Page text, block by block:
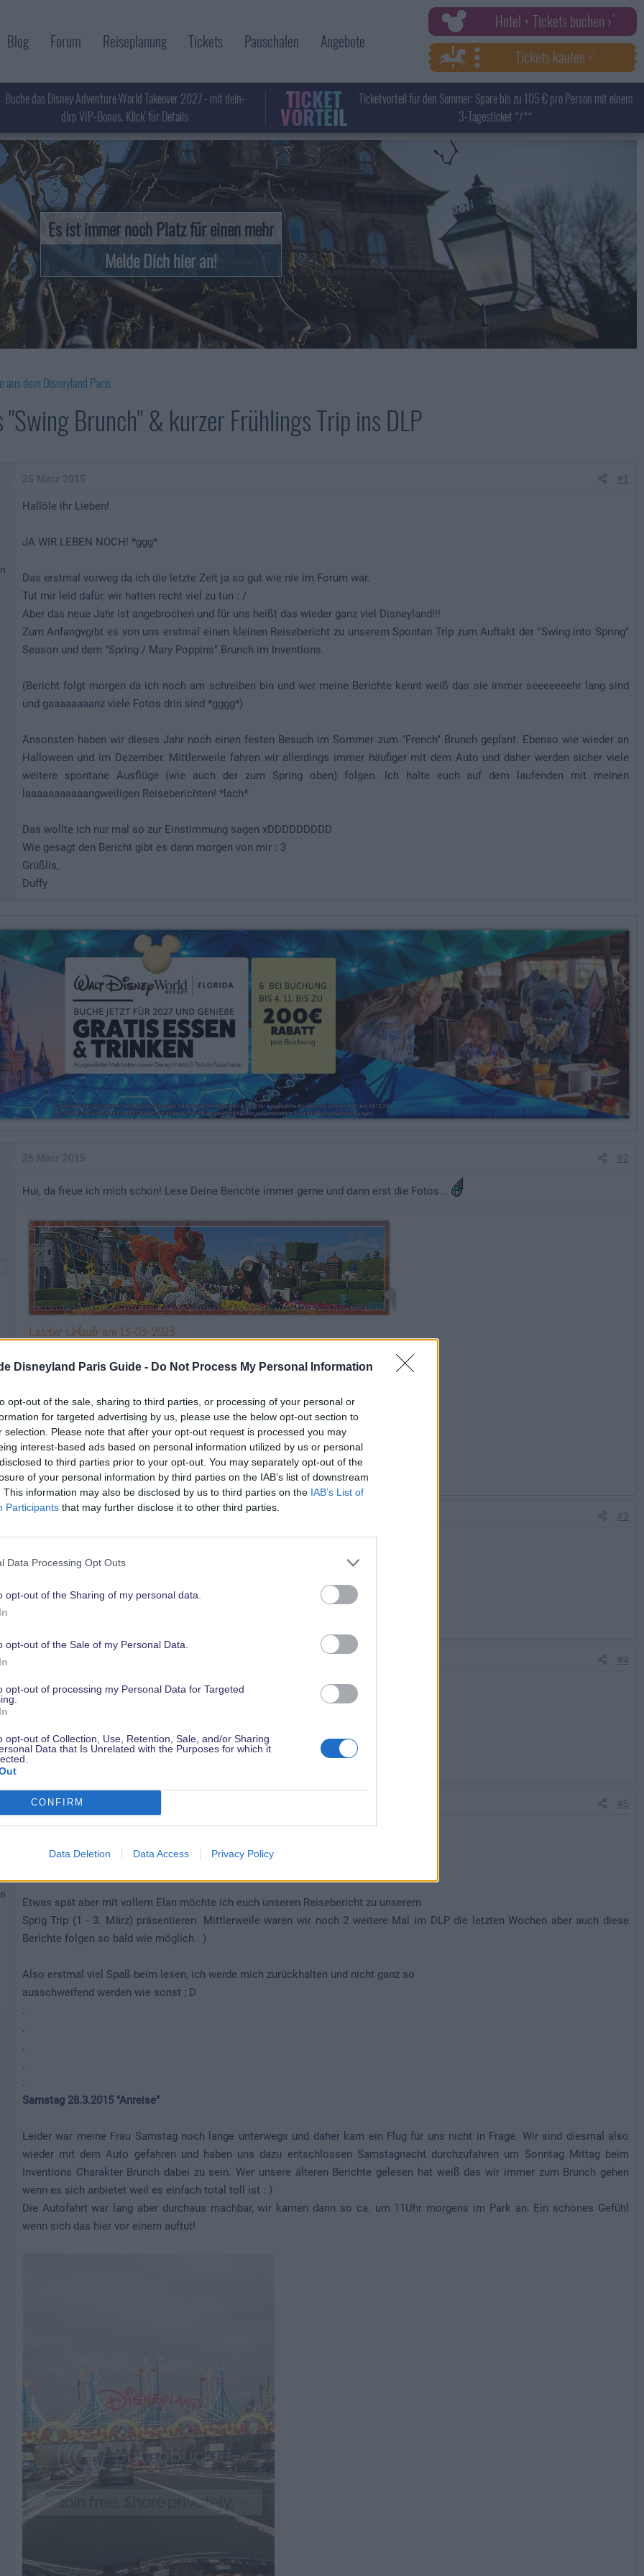
Disneyland Paris Guide - Do Not Process My Personal Information
opt-out of the sale, sharing to third parties, or processing of your personal or
for targeted advertising by us, please use the below opt-out section to
selection. Please note that after your opt-out request is processed you may
interest-based ads based on personal information utilized by us or personal
to third parties prior to your opt-out. You may separately opt-out of the
of your personal information by third parties on the IAB’s list of downstream
This information may also be disclosed by us to third parties on the IAB’s List of
Participants that may further disclose it to other third parties.
Data Processing Opt Outs
opt-out of the Sharing of my personal data.
opt-out of the Sale of my Personal Data.
opt-out of processing my Personal Data for Targeted
opt-out of Collection, Use, Retention, Sale, and/or Sharing
Data that Is Unrelated with the Purposes for which it
CONFIRM
Data Deletion Data Access Privacy Policy
Blog Forum Reiseplanung Tickets Pauschalen Angebote
Hotel + Tickets buchen ›
Tickets kaufen ›
Buche das Disney Adventure World Takeover 2027 - mit dein-
dlrp VIP-Bonus. Klick' für Details
TICKET
VORTEIL
Ticketvorteil für den Sommer: Spare bis zu 105 € pro Person mit einem
3-Tagesticket */**
Es ist immer noch Platz für einen mehr
Melde Dich hier an!
aus dem Disneyland Paris
"Swing Brunch" & kurzer Frühlings Trip ins DLP
25 März 2015 #1
Hallöle ihr Lieben!
JA WIR LEBEN NOCH! *ggg*
Das erstmal vorweg da ich die letzte Zeit ja so gut wie nie im Forum war.
Tut mir leid dafür, wir hatten recht viel zu tun : /
Aber das neue Jahr ist angebrochen und für uns heißt das wieder ganz viel Disneyland!!!
Zum Anfangvgibt es von uns erstmal einen kleinen Reisebericht zu unserem Spontan Trip zum Auftakt der "Swing into Spring"
Season und dem "Spring / Mary Poppins" Brunch im Inventions.
(Bericht folgt morgen da ich noch am schreiben bin und wer meine Berichte kennt weiß das sie immer seeeeeeehr lang sind
und gaaaaaaaanz viele Fotos drin sind *gggg*)
Ansonsten haben wir dieses Jahr noch einen festen Besuch im Sommer zum "French" Brunch geplant. Ebenso wie wieder an
Halloween und im Dezember. Mittlerweile fahren wir allerdings immer häufiger mit dem Auto und daher werden sicher viele
weitere spontane Ausflüge (wie auch der zum Spring oben) folgen. Ich halte euch auf dem laufenden mit meinen
laaaaaaaaaaangweiligen Reiseberichten! *lach*
Das wollte ich nur mal so zur Einstimmung sagen xDDDDDDDDD
Wie gesagt den Bericht gibt es dann morgen von mir : 3
Grüßlis,
Duffy
25 März 2015 #2
Hui, da freue ich mich schon! Lese Deine Berichte immer gerne und dann erst die Fotos...
25 März 2015 #3
Vany
#4
Ein Herzliches Willkommen Zurück
12 April 2015 #5
Etwas spät aber mit vollem Elan möchte ich euch unseren Reisebericht zu unserem
Sprig Trip (1 - 3. März) präsentieren. Mittlerweile waren wir noch 2 weitere Mal im DLP die letzten Wochen aber auch diese
Berichte folgen so bald wie möglich : )
Also erstmal viel Spaß beim lesen, ich werde mich zurückhalten und nicht ganz so
ausschweifend werden wie sonst ; D
.
.
.
.
.
Samstag 28.3.2015 "Anreise"
Leider war meine Frau Samstag noch lange unterwegs und daher kam ein Flug für uns nicht in Frage. Wir sind diesmal also
wieder mit dem Auto gefahren und haben uns dazu entschlossen Samstagnacht durchzufahren um Sonntag Mittag beim
Inventions Charakter Brunch dabei zu sein. Wer unsere älteren Berichte gelesen hat weiß das wir immer zum Brunch gehen
wenn es sich anbietet weil es einfach total toll ist : )
Die Autofahrt war lang aber durchaus machbar, wir kamen dann so ca. um 11Uhr morgens im Park an. Ein schönes Gefühl
wenn sich das hier vor einem auftut!